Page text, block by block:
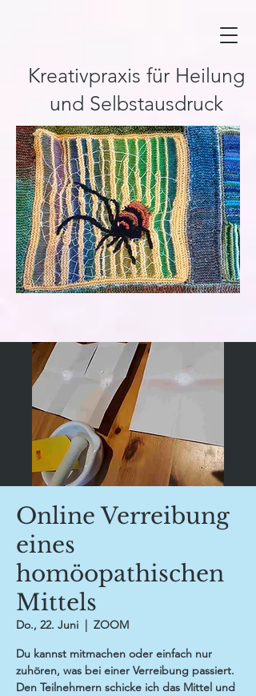
Kreativpraxis für Heilung
und Selbstausdruck
Online Verreibung
eines
homöopathischen
Mittels
Do., 22. Juni
  |
ZOOM
Du kannst mitmachen oder einfach nur
zuhören, was bei einer Verreibung passiert.
Den Teilnehmern schicke ich das Mittel und